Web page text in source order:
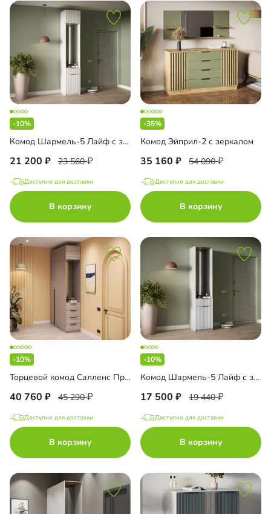
-10%
Комод Шармель-5 Лайф с зеркалом и антресолью
21 200 23 560
Доступно для доставки
В корзину
-35%
Комод Эйприл-2 с зеркалом
35 160 54 090
Доступно для доставки
В корзину
-10%
Торцевой комод Салленс Премиум с зеркалом и антресолью
40 760 45 290
Доступно для доставки
В корзину
-10%
Комод Шармель-5 Лайф с зеркалом
17 500 19 440
Доступно для доставки
В корзину